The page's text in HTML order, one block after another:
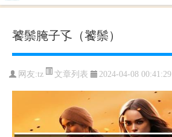
饕鬃腌子孓（饕鬃）
网友:tz 文章列表 2024-04-08 00:41:29